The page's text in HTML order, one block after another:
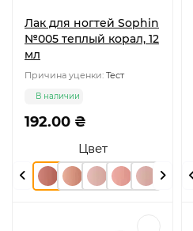
Лак для ногтей Sophin
№005 теплый корал, 12
мл
Причина уценки: Тест
Цвет
192.00 ₴
В наличии